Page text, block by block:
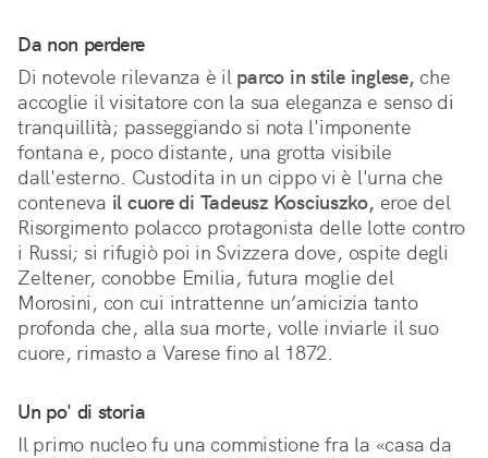
Da non perdere
Di notevole rilevanza è il parco in stile inglese, che
accoglie il visitatore con la sua eleganza e senso di
tranquillità; passeggiando si nota l'imponente
fontana e, poco distante, una grotta visibile
dall'esterno. Custodita in un cippo vi è l'urna che
conteneva il cuore di Tadeusz Kosciuszko, eroe del
Risorgimento polacco protagonista delle lotte contro
i Russi; si rifugiò poi in Svizzera dove, ospite degli
Zeltener, conobbe Emilia, futura moglie del
Morosini, con cui intrattenne un’amicizia tanto
profonda che, alla sua morte, volle inviarle il suo
cuore, rimasto a Varese fino al 1872.
Un po' di storia
Il primo nucleo fu una commistione fra la «casa da